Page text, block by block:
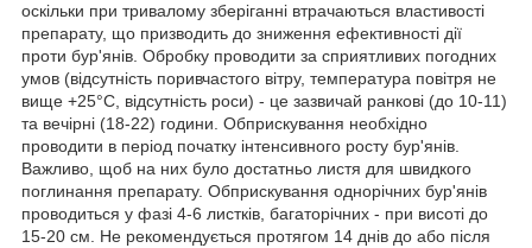
оскільки при тривалому зберіганні втрачаються властивості
препарату, що призводить до зниження ефективності дії
проти бур'янів. Обробку проводити за сприятливих погодних
умов (відсутність поривчастого вітру, температура повітря не
вище +25°С, відсутність роси) - це зазвичай ранкові (до 10-11)
та вечірні (18-22) години. Обприскування необхідно
проводити в період початку інтенсивного росту бур'янів.
Важливо, щоб на них було достатньо листя для швидкого
поглинання препарату. Обприскування однорічних бур'янів
проводиться у фазі 4-6 листків, багаторічних - при висоті до
15-20 см. Не рекомендується протягом 14 днів до або після